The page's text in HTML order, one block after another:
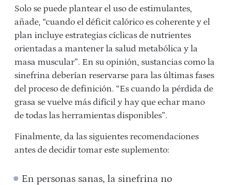
Solo se puede plantear el uso de estimulantes,
añade, “cuando el déficit calórico es coherente y el
plan incluye estrategias cíclicas de nutrientes
orientadas a mantener la salud metabólica y la
masa muscular”. En su opinión, sustancias como la
sinefrina deberían reservarse para las últimas fases
del proceso de definición. “Es cuando la pérdida de
grasa se vuelve más difícil y hay que echar mano
de todas las herramientas disponibles”.
Finalmente, da las siguientes recomendaciones
antes de decidir tomar este suplemento:
En personas sanas, la sinefrina no